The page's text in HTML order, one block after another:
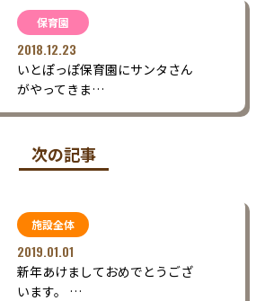
保育園
2018.12.23
いとぽっぽ保育園にサンタさん
がやってきま…
次の記事
施設全体
2019.01.01
新年あけましておめでとうござ
います。 …